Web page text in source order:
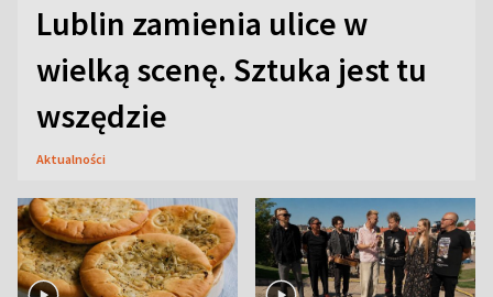
Lublin zamienia ulice w
wielką scenę. Sztuka jest tu
wszędzie
Aktualności